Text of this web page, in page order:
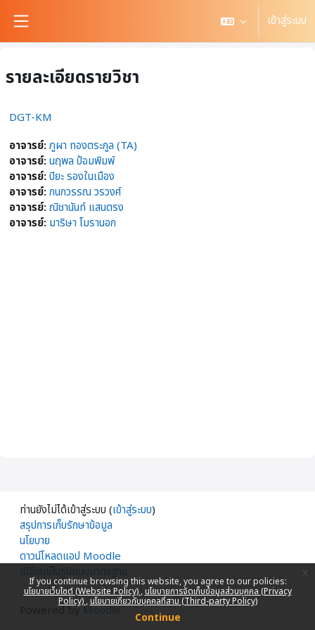
If you continue browsing this website, you agree to our policies:
นโยบายเว็บไซต์ (Website Policy) นโยบายการจัดเก็บข้อมูลส่วนบุคคล (Privacy
Policy) นโยบายเกี่ยวกับบุคคลที่สาม (Third-party Policy)
Continue
เข้าสู่ระบบ
รายละเอียดรายวิชา
DGT-KM
อาจารย์:ภูผา ทองตระกูล (TA)
อาจารย์:นฤพล ป้อมพิมพ์
อาจารย์:ปิยะ รองในเมือง
อาจารย์:กนกวรรณ วรวงศ์
อาจารย์:ณิชานันท์ แสนตรง
อาจารย์: มาริษา โมรานอก
ท่านยังไม่ได้เข้าสู่ระบบ (เข้าสู่ระบบ)
สรุปการเก็บรักษาข้อมูล
นโยบาย
ดาวน์โหลดแอป Moodle
เปลี่ยนเป็นรูปแบบมาตรฐาน
Powered byMoodle